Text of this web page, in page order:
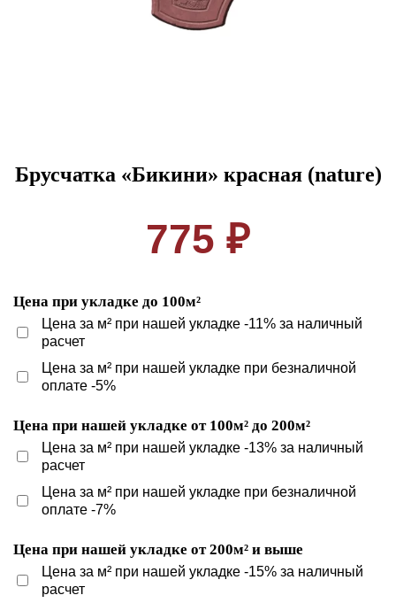
Брусчатка «Бикини» красная (nature)
775 ₽
Цена при укладке до 100м²
Цена за м² при нашей укладке -11% за наличный
расчет
Цена за м² при нашей укладке при безналичной
оплате -5%
Цена при нашей укладке от 100м² до 200м²
Цена за м² при нашей укладке -13% за наличный
расчет
Цена за м² при нашей укладке при безналичной
оплате -7%
Цена при нашей укладке от 200м² и выше
Цена за м² при нашей укладке -15% за наличный
расчет